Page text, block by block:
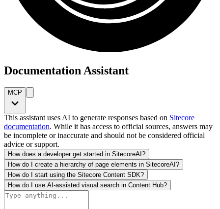
Documentation Assistant
MCP
This assistant uses AI to generate responses based on Sitecore
documentation. While it has access to official sources, answers may
be incomplete or inaccurate and should not be considered official
advice or support.
How does a developer get started in SitecoreAI?
How do I create a hierarchy of page elements in SitecoreAI?
How do I start using the Sitecore Content SDK?
How do I use AI-assisted visual search in Content Hub?